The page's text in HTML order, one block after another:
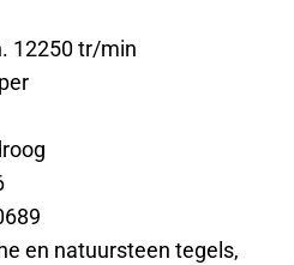
12250 tr/min
en natuursteen tegels,